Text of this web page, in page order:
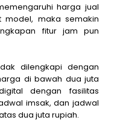
harga jual
model, maka semakin
fitur jam pun
dilengkapi dengan
di bawah dua juta
dengan fasilitas
imsak, dan jadwal
dua juta rupiah.